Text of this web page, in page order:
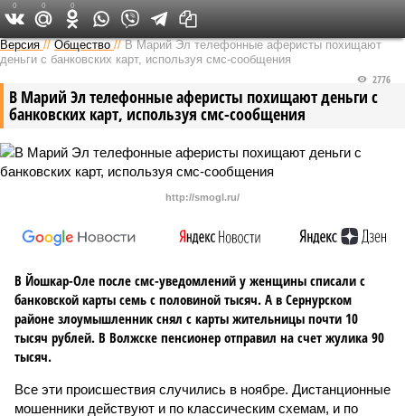
Версия в Чувашии
Версия //Общество //В Марий Эл телефонные аферисты похищают
деньги с банковских карт, используя смс-сообщения
В Марий Эл телефонные аферисты похищают деньги с
банковских карт, используя смс-сообщения
2776
http://smogl.ru/
В Йошкар-Оле после смс-уведомлений у женщины списали с
банковской карты семь с половиной тысяч. А в Сернурском
районе злоумышленник снял с карты жительницы почти 10
тысяч рублей. В Волжске пенсионер отправил на счет жулика 90
тысяч.
Все эти происшествия случились в ноябре. Дистанционные
мошенники действуют и по классическим схемам, и по
0 0 0